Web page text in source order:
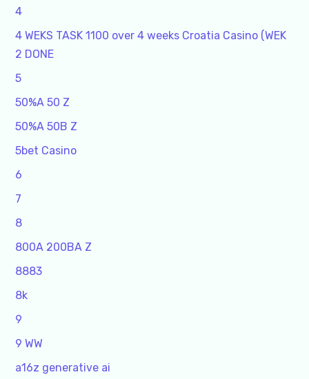
4
4 WEKS TASK 1100 over 4 weeks Croatia Casino (WEK
2 DONE
5
50%A 50 Z
50%A 50B Z
5bet Casino
6
7
8
800A 200BA Z
8883
8k
9
9 WW
a16z generative ai